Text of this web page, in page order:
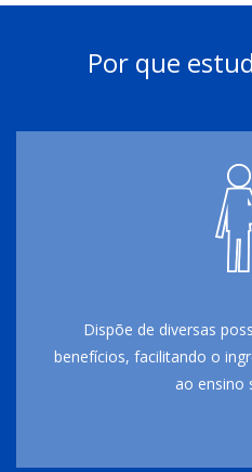
Por que
Dispõe de diversas
benefícios, facilitando o
ao ensino